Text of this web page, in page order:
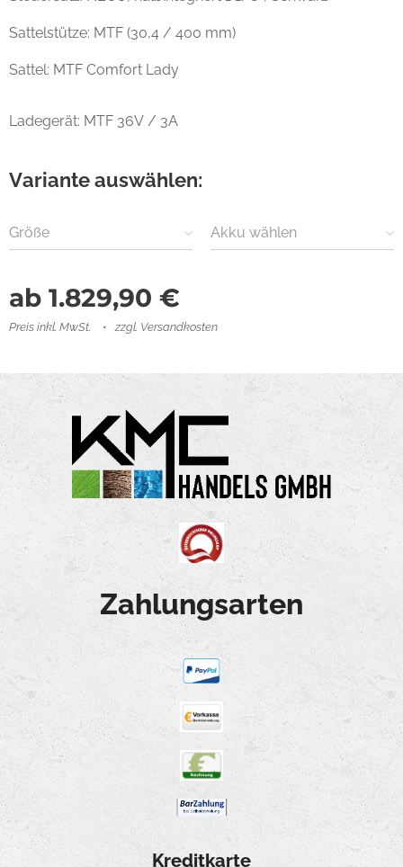
Sattelstütze: MTF (30,4 / 400 mm)
Sattel: MTF Comfort Lady
Ladegerät: MTF 36V / 3A
Variante auswählen:
Größe Akku wählen
ab 1.829,90 €
Preis inkl. MwSt. zzgl. Versandkosten
Zahlungsarten
Kreditkarte